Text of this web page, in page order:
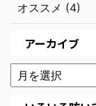
オススメ (4)
アーカイブ